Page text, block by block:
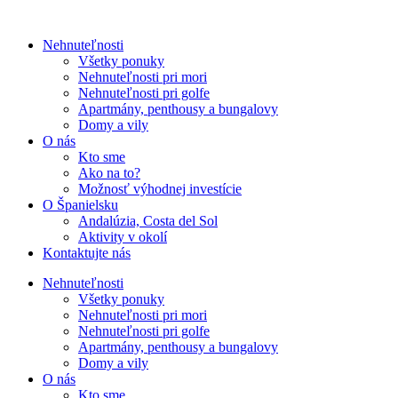
Nehnuteľnosti
Všetky ponuky
Nehnuteľnosti pri mori
Nehnuteľnosti pri golfe
Apartmány, penthousy a bungalovy
Domy a vily
O nás
Kto sme
Ako na to?
Možnosť výhodnej investície
O Španielsku
Andalúzia, Costa del Sol
Aktivity v okolí
Kontaktujte nás
Nehnuteľnosti
Všetky ponuky
Nehnuteľnosti pri mori
Nehnuteľnosti pri golfe
Apartmány, penthousy a bungalovy
Domy a vily
O nás
Kto sme